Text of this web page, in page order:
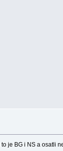
je BG i NS a osatli